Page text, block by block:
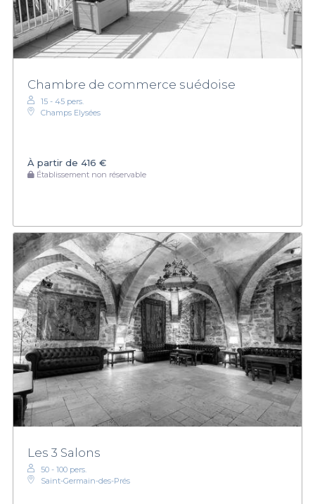
Chambre de commerce suédoise
15 - 45 pers.
Champs Elysées
À partir de 416 €
Établissement non réservable
Les 3 Salons
50 - 100 pers.
Saint-Germain-des-Prés